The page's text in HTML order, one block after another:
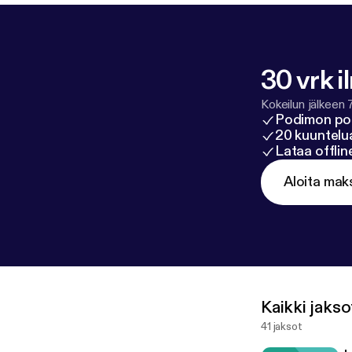
30 vrk
Kokeilun jälkeen
Podimon
20
Lataa
Aloita
Kaikki
41 jaksot